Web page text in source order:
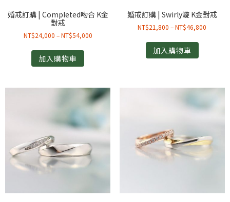
婚戒訂購 | Completed吻合 K金
對戒
NT$24,000 –NT$54,000
加入購物車
婚戒訂購 | Swirly漩 K金對戒
NT$21,800 –NT$46,800
加入購物車